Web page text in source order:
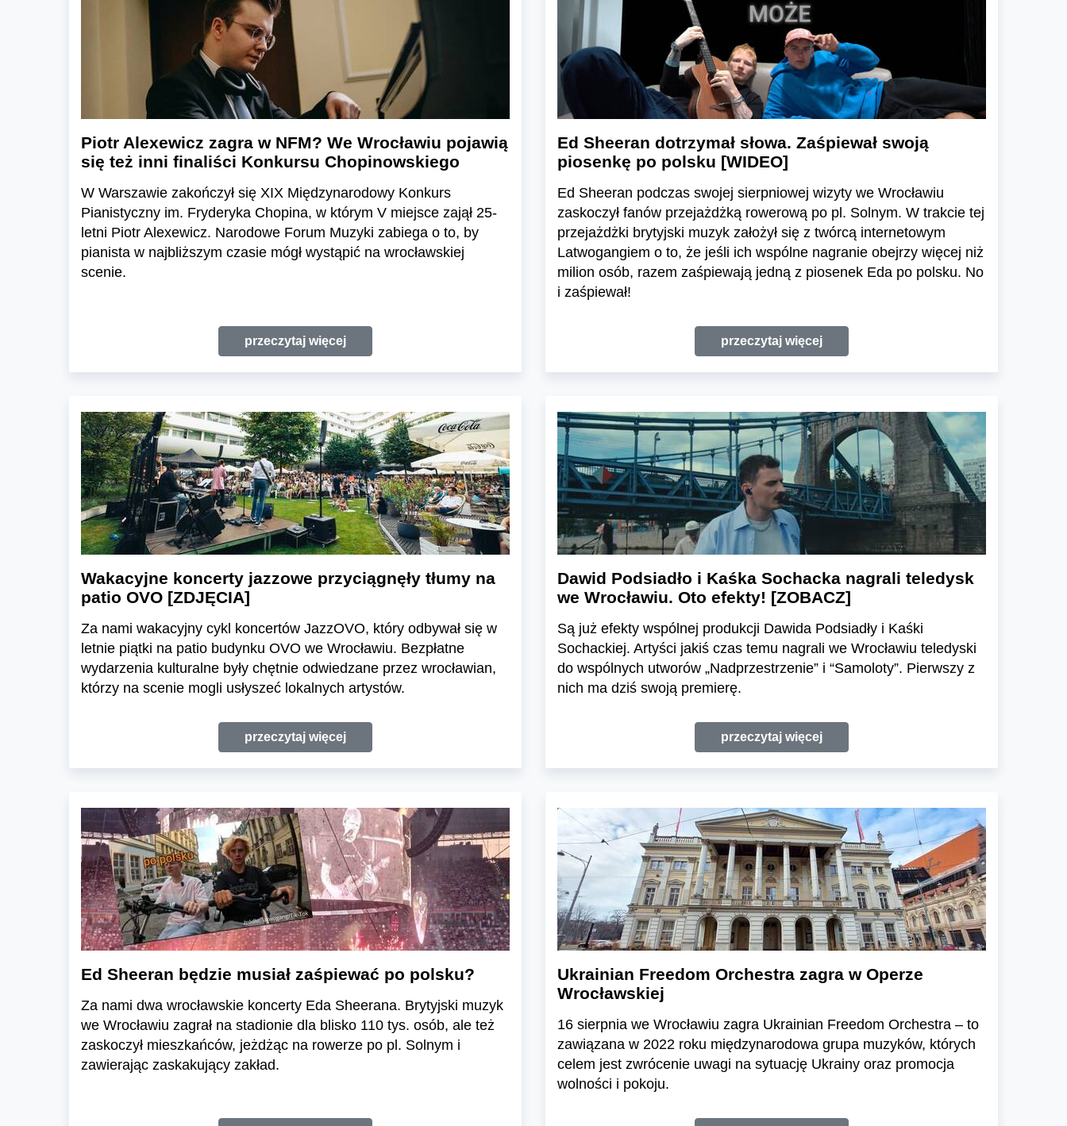
Piotr Alexewicz zagra w NFM? We Wrocławiu pojawią
się też inni finaliści Konkursu Chopinowskiego
W Warszawie zakończył się XIX Międzynarodowy Konkurs
Pianistyczny im. Fryderyka Chopina, w którym V miejsce zajął 25-
letni Piotr Alexewicz. Narodowe Forum Muzyki zabiega o to, by
pianista w najbliższym czasie mógł wystąpić na wrocławskiej
scenie.
przeczytaj więcej
Ed Sheeran dotrzymał słowa. Zaśpiewał swoją
piosenkę po polsku [WIDEO]
Ed Sheeran podczas swojej sierpniowej wizyty we Wrocławiu
zaskoczył fanów przejażdżką rowerową po pl. Solnym. W trakcie tej
przejażdżki brytyjski muzyk założył się z twórcą internetowym
Latwogangiem o to, że jeśli ich wspólne nagranie obejrzy więcej niż
milion osób, razem zaśpiewają jedną z piosenek Eda po polsku. No
i zaśpiewał!
przeczytaj więcej
Wakacyjne koncerty jazzowe przyciągnęły tłumy na
patio OVO [ZDJĘCIA]
Za nami wakacyjny cykl koncertów JazzOVO, który odbywał się w
letnie piątki na patio budynku OVO we Wrocławiu. Bezpłatne
wydarzenia kulturalne były chętnie odwiedzane przez wrocławian,
którzy na scenie mogli usłyszeć lokalnych artystów.
przeczytaj więcej
Dawid Podsiadło i Kaśka Sochacka nagrali teledysk
we Wrocławiu. Oto efekty! [ZOBACZ]
Są już efekty wspólnej produkcji Dawida Podsiadły i Kaśki
Sochackiej. Artyści jakiś czas temu nagrali we Wrocławiu teledyski
do wspólnych utworów „Nadprzestrzenie” i “Samoloty”. Pierwszy z
nich ma dziś swoją premierę.
przeczytaj więcej
Ed Sheeran będzie musiał zaśpiewać po polsku?
Za nami dwa wrocławskie koncerty Eda Sheerana. Brytyjski muzyk
we Wrocławiu zagrał na stadionie dla blisko 110 tys. osób, ale też
zaskoczył mieszkańców, jeżdżąc na rowerze po pl. Solnym i
zawierając zaskakujący zakład.
Ukrainian Freedom Orchestra zagra w Operze
Wrocławskiej
16 sierpnia we Wrocławiu zagra Ukrainian Freedom Orchestra – to
zawiązana w 2022 roku międzynarodowa grupa muzyków, których
celem jest zwrócenie uwagi na sytuację Ukrainy oraz promocja
wolności i pokoju.